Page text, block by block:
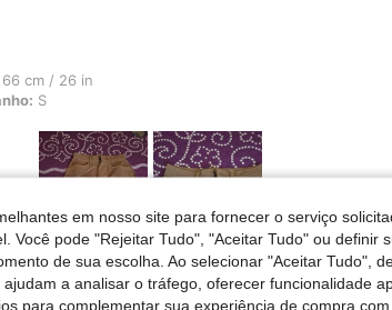
104 cm / 41 in, Formato do corpo: Ampulheta, Cor:
66 cm / 26 in
S
em nosso site para fornecer o serviço
Você pode "Rejeitar Tudo", "Aceitar Tudo" ou definir
de sua escolha. Ao selecionar "Aceitar Tudo",
a analisar o tráfego, oferecer funcionalidade
para complementar sua experiência de compra com